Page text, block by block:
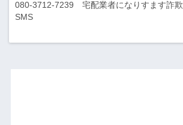
080-3712-7239 宅配業者になりすます詐欺
SMS